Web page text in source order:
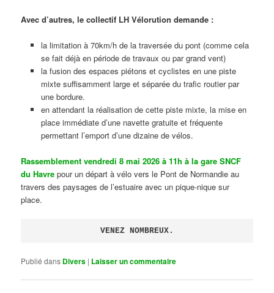
Avec d’autres, le collectif LH Vélorution demande :
la limitation à 70km/h de la traversée du pont (comme cela
se fait déjà en période de travaux ou par grand vent)
la fusion des espaces piétons et cyclistes en une piste
mixte suffisamment large et séparée du trafic routier par
une bordure.
en attendant la réalisation de cette piste mixte, la mise en
place immédiate d’une navette gratuite et fréquente
permettant l’emport d’une dizaine de vélos.
Rassemblement vendredi 8 mai 2026 à 11h à la gare SNCF
du Havre pour un départ à vélo vers le Pont de Normandie au
travers des paysages de l’estuaire avec un pique-nique sur
place.
VENEZ NOMBREUX.
Publié dans Divers | Laisser un commentaire